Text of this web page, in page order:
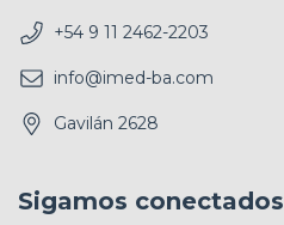
+54 9 11 2462-2203
info@imed-ba.com
Gavilán 2628
Sigamos conectados